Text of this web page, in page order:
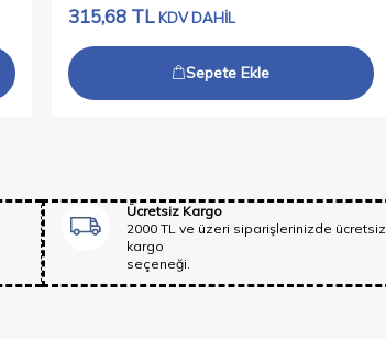
315,68 TLKDV DAHİL
Sepete Ekle
Ücretsiz Kargo
2000 TL ve üzeri siparişlerinizde ücretsiz
kargo
seçeneği.